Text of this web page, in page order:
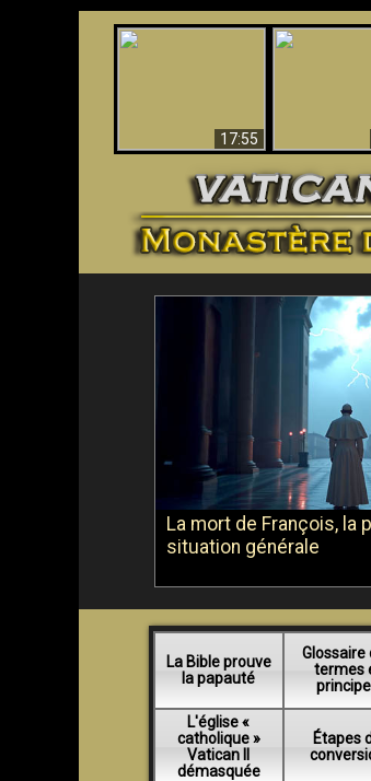
17:55
La mort de François, la
situation générale
La Bible prouve
la papauté
Glossaire
termes
L'église «
catholique »
Vatican II
démasquée
Étapes